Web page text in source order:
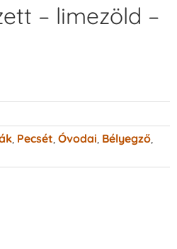
– limezöld –
Pecsét Óvodai Bélyegző